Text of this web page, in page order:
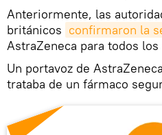
Anteriormente, las
británicos confirmaron la
AstraZeneca para todos
Un portavoz de
trataba de un fármaco